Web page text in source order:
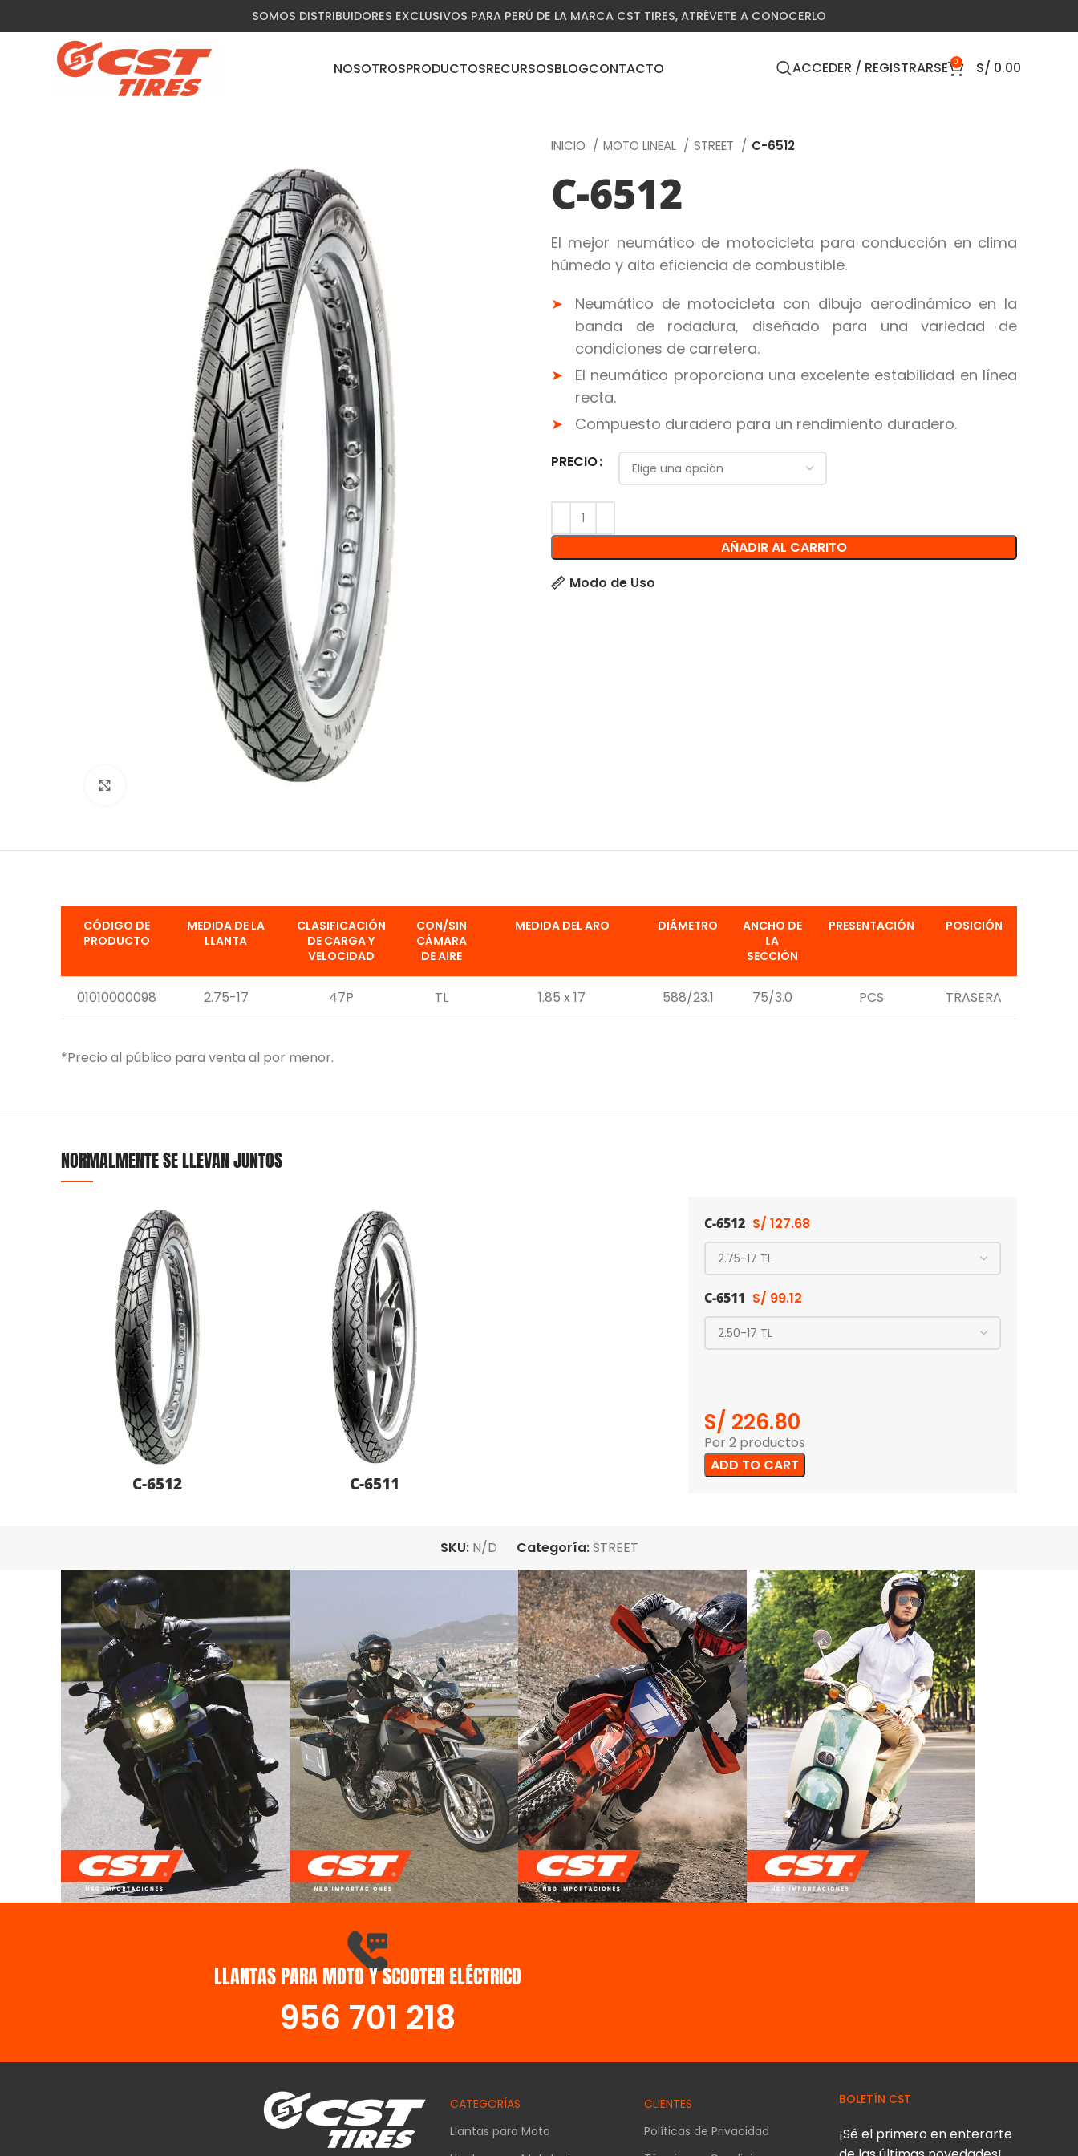
SOMOS DISTRIBUIDORES EXCLUSIVOS PARA PERÚ DE LA MARCA CST TIRES, ATRÉVETE A CONOCERLO
NOSOTROSPRODUCTOSRECURSOSBLOGCONTACTO ACCEDER / REGISTRARSE 0 S/ 0.00
INICIO MOTO LINEAL STREET C-6512
C-6512
El mejor neumático de motocicleta para conducción en clima
húmedo y alta eficiencia de combustible.
Neumático de motocicleta con dibujo aerodinámico en la
banda de rodadura, diseñado para una variedad de
condiciones de carretera.
El neumático proporciona una excelente estabilidad en línea
recta.
Compuesto duradero para un rendimiento duradero.
PRECIO
AÑADIR AL CARRITO
Modo de Uso
CÓDIGO DE
PRODUCTO
MEDIDA DE LA
LLANTA
CLASIFICACIÓN
DE CARGA Y
VELOCIDAD
CON/SIN
CÁMARA
DE AIRE
MEDIDA DEL ARO DIÁMETRO
ANCHO DE
LA
SECCIÓN
PRESENTACIÓN POSICIÓN
01010000098 2.75-17 47P TL 1.85 x 17 588/23.1 75/3.0 PCS TRASERA
*Precio al público para venta al por menor.
NORMALMENTE SE LLEVAN JUNTOS
C-6512 C-6511
C-6512 S/ 127.68
C-6511 S/ 99.12
S/ 226.80
Por 2 productos
ADD TO CART
SKU: N/D Categoría:STREET
DUAL PURPOSE
LLANTAS PARA MOTO Y SCOOTER ELÉCTRICO
956 701 218
CATEGORÍAS
Llantas para Moto
CLIENTES
Políticas de Privacidad
BOLETÍN CST
¡Sé el primero en enterarte